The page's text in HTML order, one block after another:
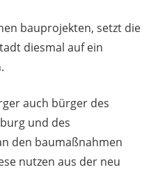
bauprojekten, setzt die
diesmal auf ein
auch bürger des
und des
den baumaßnahmen
nutzen aus der neu